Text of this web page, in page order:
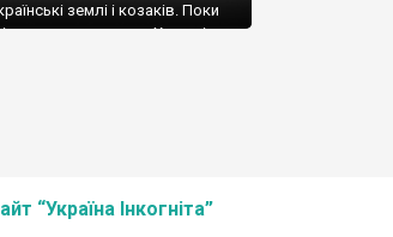
землі і козаків. Поки
документом. Хоча він
може і іншим буде цікаво.
українські […]
“Україна Інкогніта”